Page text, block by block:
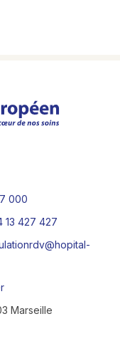
000
13 427 427
Marseille